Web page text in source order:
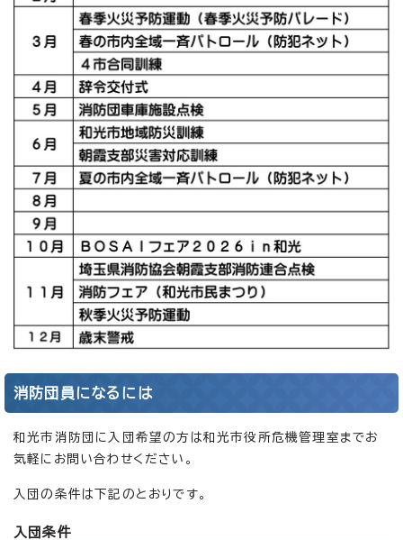
消防団員になるには
和光市消防団に入団希望の方は和光市役所危機管理室までお
気軽にお問い合わせください。
入団の条件は下記のとおりです。
入団条件